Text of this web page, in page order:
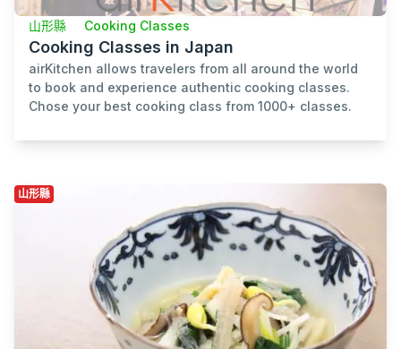
山形縣 Cooking Classes
Cooking Classes in Japan
airKitchen allows travelers from all around the world
to book and experience authentic cooking classes.
Chose your best cooking class from 1000+ classes.
山形縣